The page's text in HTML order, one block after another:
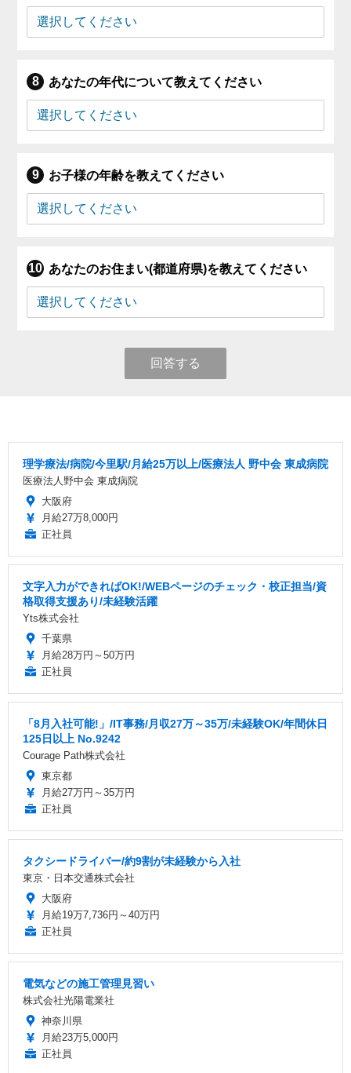
あなたの年代について教えてください
お子様の年齢を教えてください
あなたのお住まい(都道府県)を教えてください
回答する
理学療法/病院/今里駅/月給25万以上/医療法人 野中会 東成病院
医療法人野中会 東成病院
大阪府
月給27万8,000円
正社員
文字入力ができればOK!/WEBページのチェック・校正担当/資
格取得支援あり/未経験活躍
Yts株式会社
千葉県
月給28万円～50万円
正社員
「8月入社可能!」/IT事務/月収27万～35万/未経験OK/年間休日
125日以上 No.9242
Courage Path株式会社
東京都
月給27万円～35万円
正社員
タクシードライバー/約9割が未経験から入社
東京・日本交通株式会社
大阪府
月給19万7,736円～40万円
正社員
電気などの施工管理見習い
株式会社光陽電業社
神奈川県
月給23万5,000円
正社員